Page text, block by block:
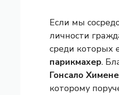
Если мы
личности
среди которых
парикмахер.
Гонсало
которому